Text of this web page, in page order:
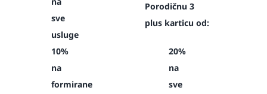
sve
usluge
10%
na
formirane
Porodičnu 3
plus karticu od:
20%
na
sve